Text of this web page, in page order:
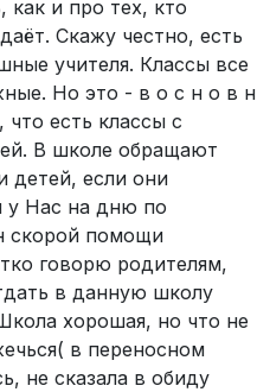
как и про тех, кто
Скажу честно, есть
учителя. Классы все
Но это - в о с н о в н
есть классы с
В школе обращают
детей, если они
у Нас на дню по
скорой помощи
говорю родителям,
в данную школу
хорошая, но что не
в переносном
не сказала в обиду